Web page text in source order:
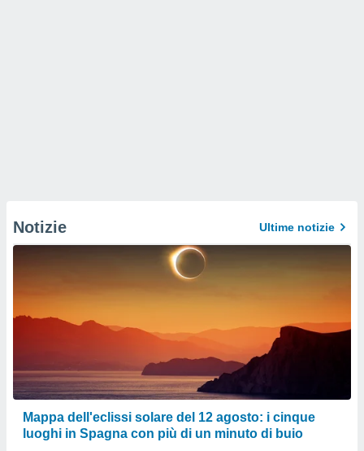
Notizie Ultime notizie
Mappa dell'eclissi solare del 12 agosto: i cinque
luoghi in Spagna con più di un minuto di buio